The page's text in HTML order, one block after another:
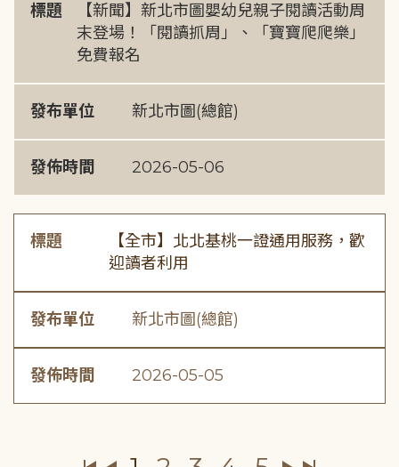
標題
【新聞】新北市圖嬰幼兒親子閱讀活動周
末登場！「閱讀抓周」、「寶寶爬爬樂」
免費報名
發布單位 新北市圖(總館)
發佈時間 2026-05-06
標題
【全市】北北基桃一證通用服務，歡
迎讀者利用
發布單位 新北市圖(總館)
發佈時間 2026-05-05